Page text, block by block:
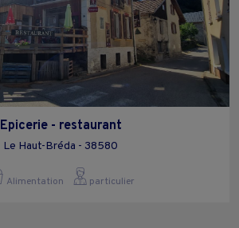
Epicerie - restaurant
Le Haut-Bréda - 38580
Alimentation particulier